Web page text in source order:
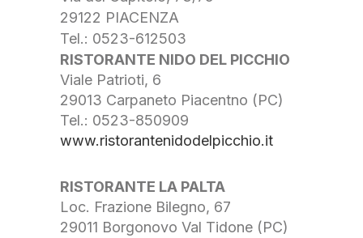
29122 PIACENZA
Tel.: 0523-612503
RISTORANTE NIDO DEL PICCHIO
Viale Patrioti, 6
29013 Carpaneto Piacentno (PC)
Tel.: 0523-850909
www.ristorantenidodelpicchio.it
RISTORANTE LA PALTA
Loc. Frazione Bilegno, 67
29011 Borgonovo Val Tidone (PC)